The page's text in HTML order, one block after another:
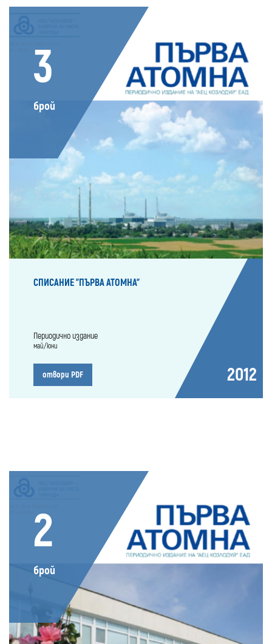
3
брой
СПИСАНИЕ "ПЪРВА АТОМНА"
Периодично издание
май/юни
отвори PDF 2012
2
брой